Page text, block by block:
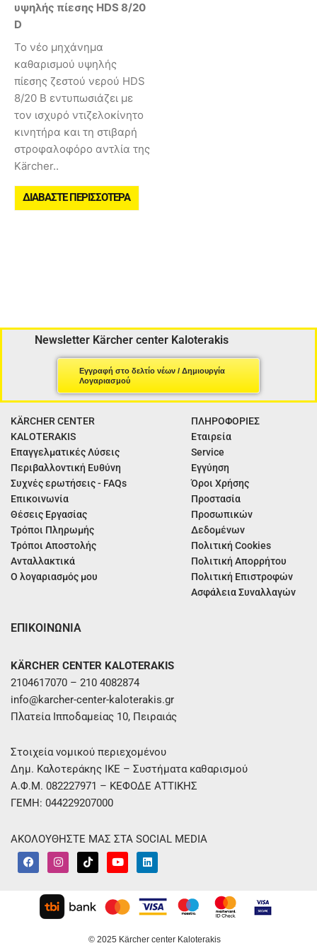
υψηλής πίεσης HDS 8/20
D
Το νέο μηχάνημα
καθαρισμού υψηλής
πίεσης ζεστού νερού HDS
8/20 Β εντυπωσιάζει με
τον ισχυρό ντιζελοκίνητο
κινητήρα και τη στιβαρή
στροφαλοφόρο αντλία της
Kärcher..
ΔΙΑΒΆΣΤΕ ΠΕΡΙΣΣΌΤΕΡΑ
Newsletter Kärcher center Kaloterakis
Εγγραφή στο δελτίο νέων / Δημιουργία
Λογαριασμού
KÄRCHER CENTER
KALOTERAKIS
Επαγγελματικές Λύσεις
Περιβαλλοντική Ευθύνη
Συχνές ερωτήσεις - FAQs
Επικοινωνία
Θέσεις Εργασίας
Τρόποι Πληρωμής
Τρόποι Αποστολής
Ανταλλακτικά
Ο λογαριασμός μου
ΠΛΗΡΟΦΟΡΙΕΣ
Εταιρεία
Service
Εγγύηση
Όροι Χρήσης
Προστασία
Προσωπικών
Δεδομένων
Πολιτική Cookies
Πολιτική Απορρήτου
Πολιτική Επιστροφών
Ασφάλεια Συναλλαγών
ΕΠΙΚΟΙΝΩΝΙΑ
KÄRCHER CENTER KALOTERAKIS
2104617070 – 210 4082874
info@karcher-center-kaloterakis.gr
Πλατεία Ιπποδαμείας 10, Πειραιάς
Στοιχεία νομικού περιεχομένου
Δημ. Καλοτεράκης ΙΚΕ – Συστήματα καθαρισμού
Α.Φ.Μ. 082227971 – ΚΕΦΟΔΕ ΑΤΤΙΚΗΣ
ΓΕΜΗ: 044229207000
ΑΚΟΛΟΥΘΗΣΤΕ ΜΑΣ ΣΤΑ SOCIAL MEDIA
F
a
c
I
n
s
a
g
r
T
i
k
k
Y
o
u
u
b
L
i
n
e
d
i
© 2025 Kärcher center Kaloterakis